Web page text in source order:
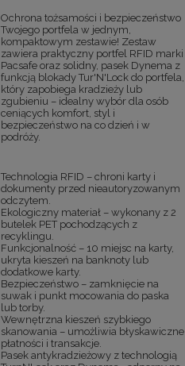
Ochrona tożsamości i bezpieczeństwo
Twojego portfela w jednym,
kompaktowym zestawie! Zestaw
zawiera praktyczny portfel RFID marki
Pacsafe oraz solidny, pasek Dynema z
funkcją blokady Tur'N'Lock do portfela,
który zapobiega kradzieży lub
zgubieniu – idealny wybór dla osób
ceniących komfort, styl i
bezpieczeństwo na co dzień i w
podróży.
Technologia RFID – chroni karty i
dokumenty przed nieautoryzowanym
odczytem.
Ekologiczny materiał – wykonany z 2
butelek PET pochodzących z
recyklingu.
Funkcjonalność – 10 miejsc na karty,
ukryta kieszeń na banknoty lub
dodatkowe karty.
Bezpieczeństwo – zamknięcie na
suwak i punkt mocowania do paska
lub torby.
Wewnętrzna kieszeń szybkiego
skanowania – umożliwia błyskawiczne
płatności i transakcje.
Pasek antykradzieżowy z technologią